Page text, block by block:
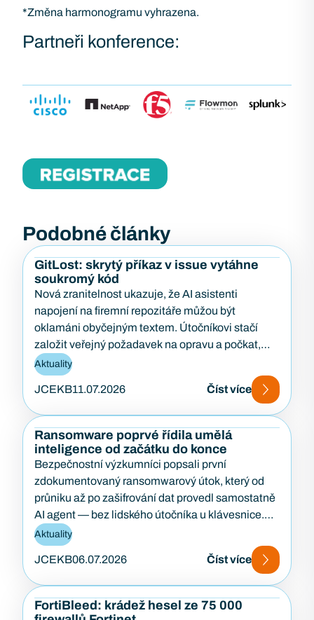
*Změna harmonogramu vyhrazena.
Partneři konference:
Podobné články
GitLost: skrytý příkaz v issue vytáhne
soukromý kód
Nová zranitelnost ukazuje, že AI asistenti
napojení na firemní repozitáře můžou být
oklamáni obyčejným textem. Útočníkovi stačí
založit veřejný požadavek na opravu a počkat,
až…
Aktuality
JCEKB11.07.2026 Číst více
Ransomware poprvé řídila umělá
inteligence od začátku do konce
Bezpečnostní výzkumníci popsali první
zdokumentovaný ransomwarový útok, který od
průniku až po zašifrování dat provedl samostatně
AI agent — bez lidského útočníka u klávesnice.
Případ…
Aktuality
JCEKB06.07.2026 Číst více
FortiBleed: krádež hesel ze 75 000